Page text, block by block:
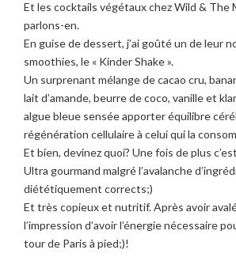
Et les cocktails végétaux chez Wild & The
parlons-en.
En guise de dessert, j’ai goûté un de leur
smoothies, le « Kinder Shake ».
Un surprenant mélange de cacao cru,
lait d’amande, beurre de coco, vanille et
algue bleue sensée apporter équilibre
régénération cellulaire à celui qui la
Et bien, devinez quoi? Une fois de plus
Ultra gourmand malgré l’avalanche
diététiquement corrects;)
Et très copieux et nutritif. Après avoir
l’impression d’avoir l’énergie nécessaire
tour de Paris à pied;)!